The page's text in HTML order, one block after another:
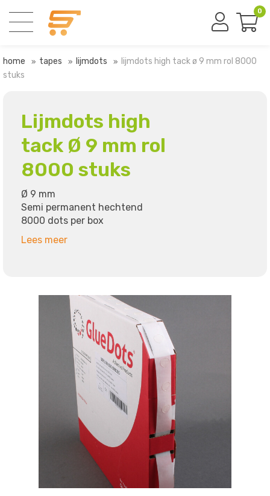
0
home tapes lijmdots
lijmdots high tack ø 9 mm rol 8000
stuks
Lijmdots high
tack Ø 9 mm rol
8000 stuks
Ø 9 mm
Semi permanent hechtend
8000 dots per box
Lees meer